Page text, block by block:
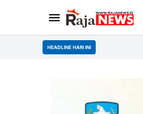
HEADLINE HARI INI